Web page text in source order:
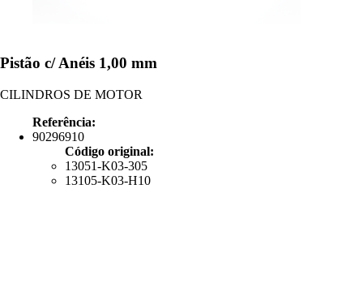
Pistão c/ Anéis 1,00 mm
CILINDROS DE MOTOR
Referência:
90296910
Código original:
13051-K03-305
13105-K03-H10